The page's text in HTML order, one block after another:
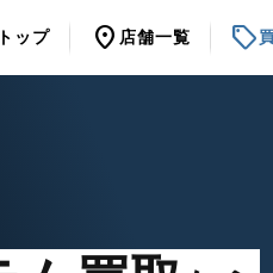
トップ location_on 店舗一覧 sell